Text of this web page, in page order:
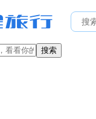
搜索